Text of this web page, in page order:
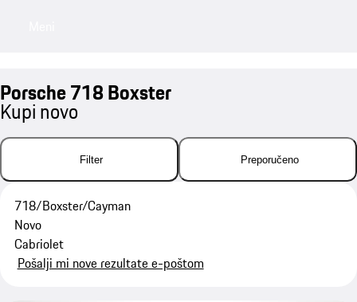
Porsche 718 Boxster
Kupi novo
Filter Preporučeno
718/Boxster/Cayman
Novo
Cabriolet
Pošalji mi nove rezultate e-poštom